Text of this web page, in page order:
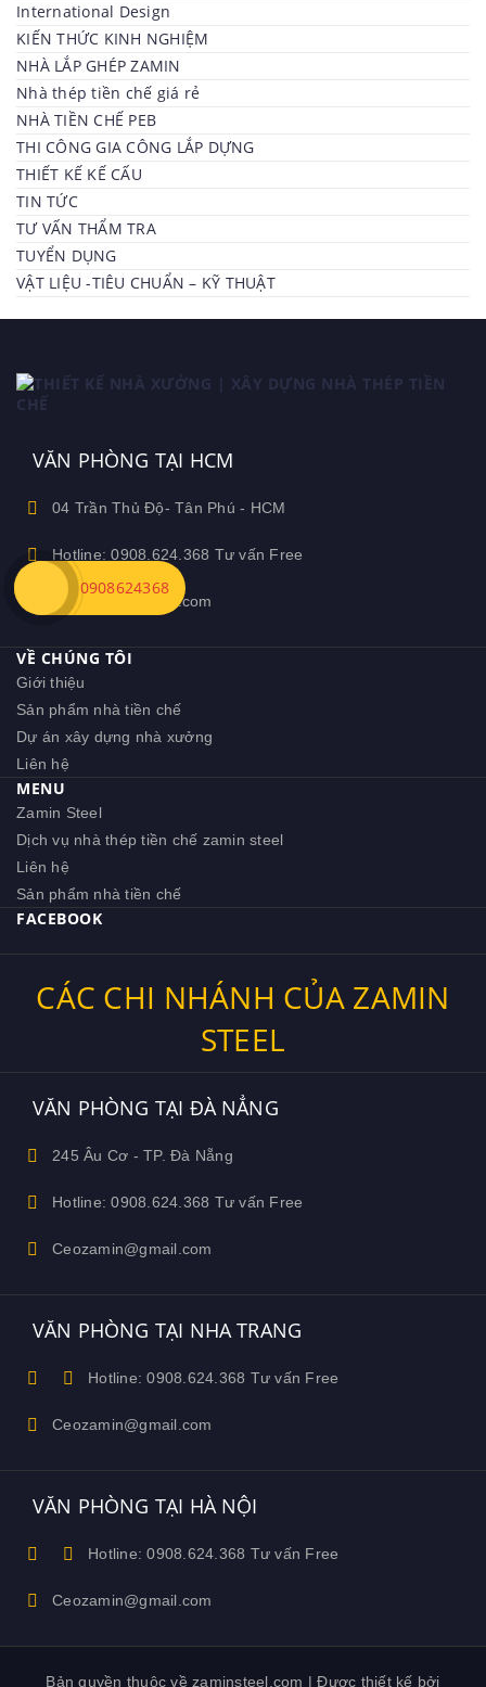
International Design
KIẾN THỨC KINH NGHIỆM
NHÀ LẮP GHÉP ZAMIN
Nhà thép tiền chế giá rẻ
NHÀ TIỀN CHẾ PEB
THI CÔNG GIA CÔNG LẮP DỰNG
THIẾT KẾ KẾ CẤU
TIN TỨC
TƯ VẤN THẨM TRA
TUYỂN DỤNG
VẬT LIỆU -TIÊU CHUẨN – KỸ THUẬT
VĂN PHÒNG TẠI HCM
04 Trần Thủ Độ- Tân Phú - HCM
Hotline: 0908.624.368 Tư vấn Free
Ceozamin@gmail.com
VỀ CHÚNG TÔI
Giới thiệu
Sản phẩm nhà tiền chế
Dự án xây dựng nhà xưởng
Liên hệ
MENU
Zamin Steel
Dịch vụ nhà thép tiền chế zamin steel
Liên hệ
Sản phẩm nhà tiền chế
FACEBOOK
CÁC CHI NHÁNH CỦA ZAMIN
STEEL
VĂN PHÒNG TẠI ĐÀ NẲNG
245 Âu Cơ - TP. Đà Nẵng
Hotline: 0908.624.368 Tư vấn Free
Ceozamin@gmail.com
VĂN PHÒNG TẠI NHA TRANG
Hotline: 0908.624.368 Tư vấn Free
Ceozamin@gmail.com
VĂN PHÒNG TẠI HÀ NỘI
Hotline: 0908.624.368 Tư vấn Free
Ceozamin@gmail.com
Bản quyền thuộc về zaminsteel.com | Được thiết kế bởi
0908624368